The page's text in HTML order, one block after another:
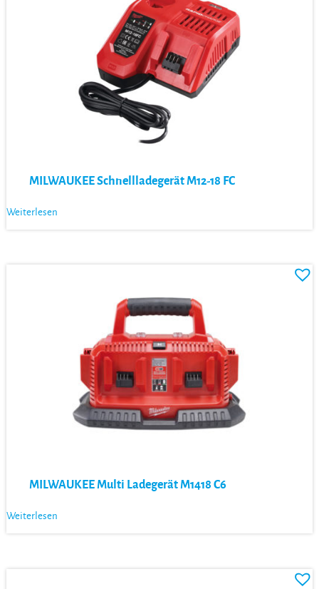
MILWAUKEE Schnellladegerät M12-18 FC
Weiterlesen
MILWAUKEE Multi Ladegerät M1418 C6
Weiterlesen